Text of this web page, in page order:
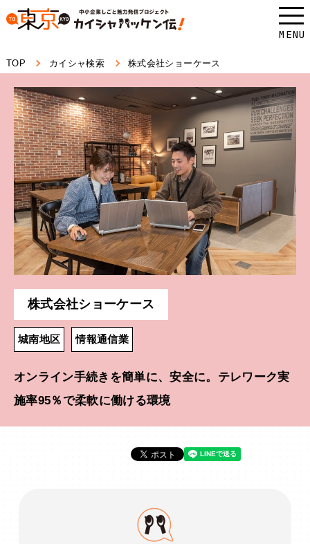
本
ス
す。
MENU
TOP カイシャ検索 株式会社ショーケース
株式会社ショーケース
城南地区 情報通信業
オンライン手続きを簡単に、安全に。テレワーク実
施率95％で柔軟に働ける環境